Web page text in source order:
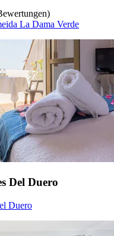
La Dama Verde
Del Duero
Duero